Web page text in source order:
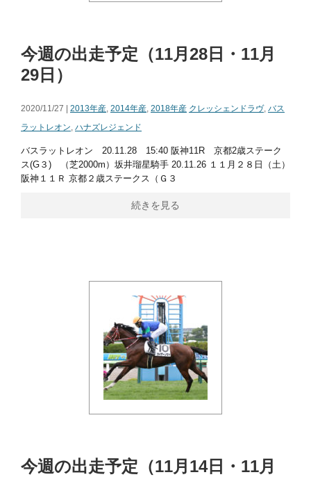
今週の出走予定（11月28日・11月
29日）
2020/11/27 | 2013年産, 2014年産, 2018年産 クレッシェンドラヴ, バス
ラットレオン, ハナズレジェンド
バスラットレオン 20.11.28 15:40 阪神11R 京都2歳ステーク
ス(G３) （芝2000m）坂井瑠星騎手 20.11.26 １１月２８日（土）
阪神１１Ｒ 京都２歳ステークス（Ｇ３
続きを見る
今週の出走予定（11月14日・11月